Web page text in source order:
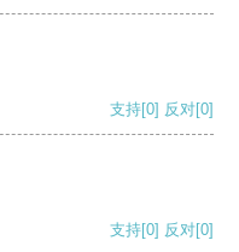
支持[0] 反对[0]
支持[0] 反对[0]